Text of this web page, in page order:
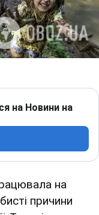
на Новини на
на
причини